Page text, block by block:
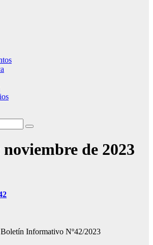
noviembre de 2023
Informativo Nº42/2023